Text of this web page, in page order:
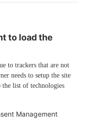
to load the
to trackers that are not
needs to setup the site
list of technologies
Management